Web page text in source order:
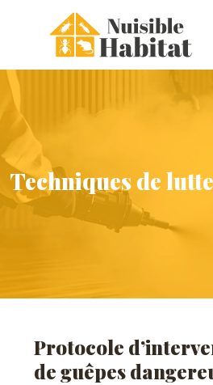
Techniques de
Protocole
de guêpes